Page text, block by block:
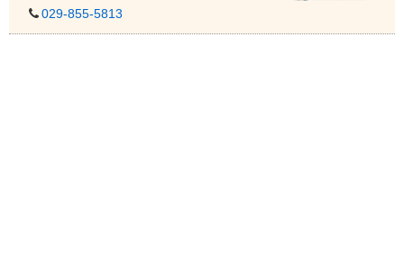
029-855-5813